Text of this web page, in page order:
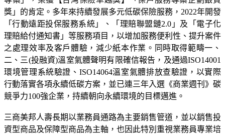
獎」的肯定。多年來持續發展多元低碳保險服務，2022年開發
「行動遠距投保服務系統」、「理賠聯盟鏈2.0」及「電子化
理賠給付通知書」等服務項目，以增加服務便利性、提升案件
之處理效率及客戶體驗，減少紙本作業。同時取得範疇一、
二、三(投融資)溫室氣體聲明有限確信報告，及通過ISO14001
環境管理系統驗證、ISO14064溫室氣體排放查驗證，以實際
行動落實各項永續低碳方案，並已連三年入選《商業週刊》碳
競爭力100強企業，持續朝向永續環境的目標邁進。
三商美邦人壽長期以業務員通路為主要銷售管道，並以銷售投
資型商品及保障型商品為主軸，也因此特別重視業務員專業培